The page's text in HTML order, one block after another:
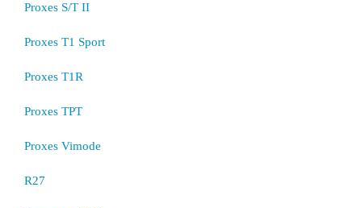
Proxes S/T II
Proxes T1 Sport
Proxes T1R
Proxes TPT
Proxes Vimode
R27